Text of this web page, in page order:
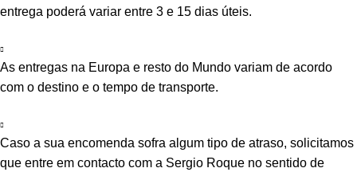
entrega poderá variar entre 3 e 15 dias úteis.
As entregas na Europa e resto do Mundo variam de acordo
com o destino e o tempo de transporte.
Caso a sua encomenda sofra algum tipo de atraso, solicitamos
que entre em contacto com a Sergio Roque no sentido de